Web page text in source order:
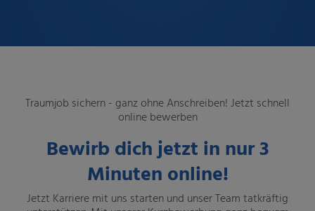
Traumjob sichern - ganz ohne Anschreiben! Jetzt schnell
online bewerben
Bewirb dich jetzt in nur 3
Minuten online!
Jetzt Karriere mit uns starten und unser Team tatkräftig